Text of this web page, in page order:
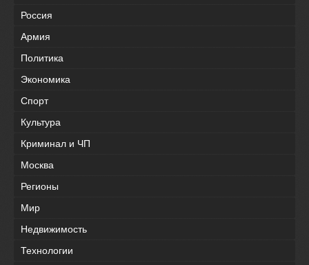
Россия
Армия
Политика
Экономика
Спорт
Культура
Криминал и ЧП
Москва
Регионы
Мир
Недвижимость
Технологии